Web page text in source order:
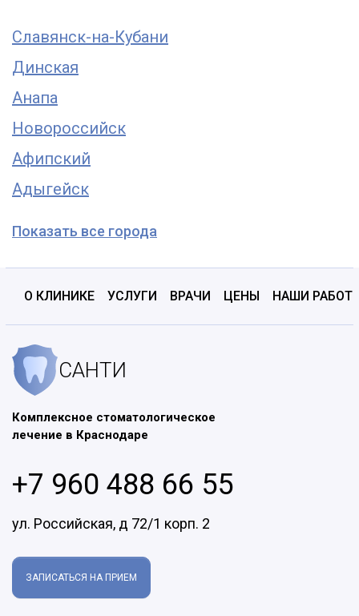
Славянск-на-Кубани
Динская
Анапа
Новороссийск
Афипский
Адыгейск
Показать все города
О КЛИНИКЕ УСЛУГИ ВРАЧИ ЦЕНЫ НАШИ
САНТИ
Комплексное стоматологическое
лечение в Краснодаре
+7 960 488 66 55
ул. Российская, д 72/1 корп. 2
ЗАПИСАТЬСЯ НА ПРИЕМ